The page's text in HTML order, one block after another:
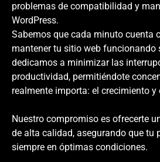
problemas de compatibilidad y
WordPress.
Sabemos que cada minuto cuenta
mantener tu sitio web funcionando
dedicamos a minimizar las
productividad, permitiéndote
realmente importa: el crecimiento y
Nuestro compromiso es ofrecerte
de alta calidad, asegurando que tu
siempre en óptimas condiciones.